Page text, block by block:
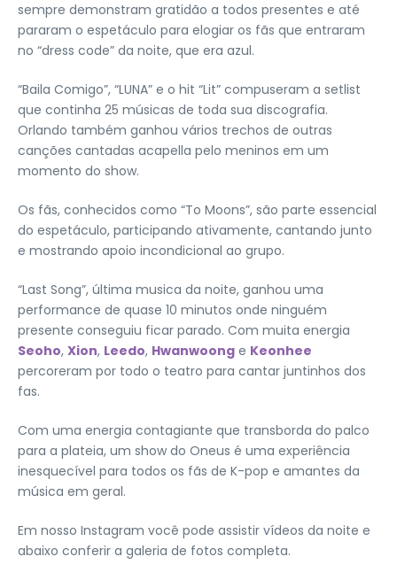
sempre demonstram gratidão a todos presentes e até
pararam o espetáculo para elogiar os fãs que entraram
no “dress code” da noite, que era azul.
“Baila Comigo”, “LUNA” e o hit “Lit” compuseram a setlist
que continha 25 músicas de toda sua discografia.
Orlando também ganhou vários trechos de outras
canções cantadas acapella pelo meninos em um
momento do show.
Os fãs, conhecidos como “To Moons”, são parte essencial
do espetáculo, participando ativamente, cantando junto
e mostrando apoio incondicional ao grupo.
“Last Song”, última musica da noite, ganhou uma
performance de quase 10 minutos onde ninguém
presente conseguiu ficar parado. Com muita energia
Seoho, Xion, Leedo, Hwanwoong e Keonhee
percoreram por todo o teatro para cantar juntinhos dos
fas.
Com uma energia contagiante que transborda do palco
para a plateia, um show do Oneus é uma experiência
inesquecível para todos os fãs de K-pop e amantes da
música em geral.
Em nosso Instagram você pode assistir vídeos da noite e
abaixo conferir a galeria de fotos completa.